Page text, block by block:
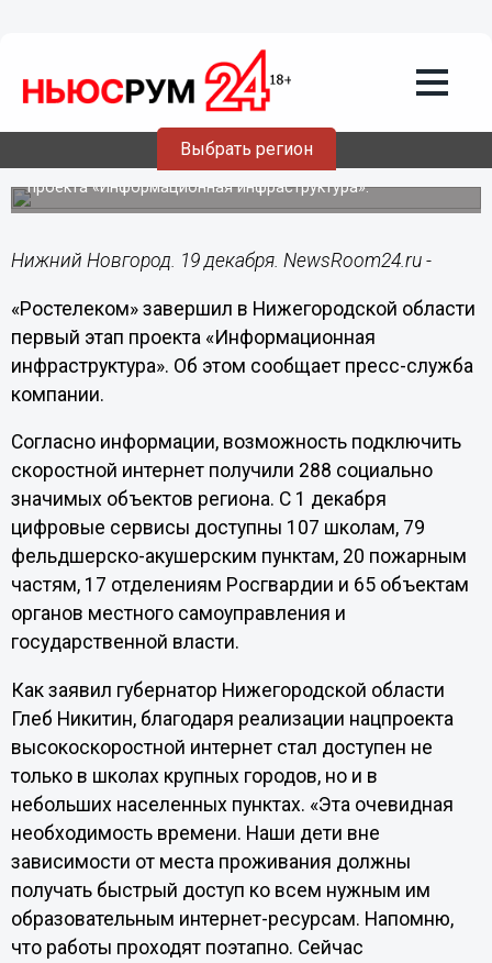
Выбрать регион
«Ростелеком» подключил к оптике 288
социально значимых объектов в
Нижегородской области
Компания завершила первый этап регионального
проекта «Информационная инфраструктура».
Нижний Новгород. 19 декабря. NewsRoom24.ru -
«Ростелеком» завершил в Нижегородской области
первый этап проекта «Информационная
инфраструктура». Об этом сообщает пресс-служба
компании.
Согласно информации, возможность подключить
скоростной интернет получили 288 социально
значимых объектов региона. С 1 декабря
цифровые сервисы доступны 107 школам, 79
фельдшерско-акушерским пунктам, 20 пожарным
частям, 17 отделениям Росгвардии и 65 объектам
органов местного самоуправления и
государственной власти.
Как заявил губернатор Нижегородской области
Глеб Никитин, благодаря реализации нацпроекта
высокоскоростной интернет стал доступен не
только в школах крупных городов, но и в
небольших населенных пунктах. «Эта очевидная
необходимость времени. Наши дети вне
зависимости от места проживания должны
получать быстрый доступ ко всем нужным им
образовательным интернет-ресурсам. Напомню,
что работы проходят поэтапно. Сейчас